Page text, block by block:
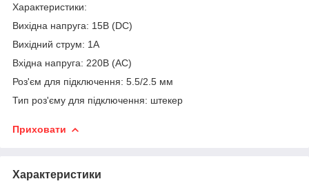
Характеристики:
Вихідна напруга: 15В (DC)
Вихідний струм: 1А
Вхідна напруга: 220В (AC)
Роз'єм для підключення: 5.5/2.5 мм
Тип роз'єму для підключення: штекер
Приховати
Характеристики